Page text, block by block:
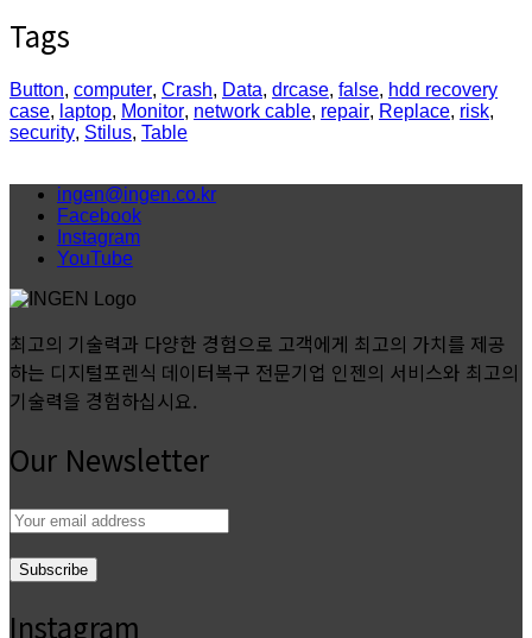
Tags
Button, computer, Crash, Data, drcase, false, hdd recovery
case, laptop, Monitor, network cable, repair, Replace, risk,
security, Stilus, Table
ingen@ingen.co.kr
Facebook
Instagram
YouTube
최고의 기술력과 다양한 경험으로 고객에게 최고의 가치를 제공
하는 디지털포렌식 데이터복구 전문기업 인젠의 서비스와 최고의
기술력을 경험하십시요.
Our Newsletter
Email
address:
Instagram